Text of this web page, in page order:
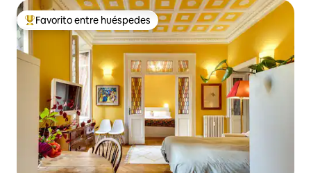
Favorito entre los huéspedes más destacados
Favorito entre huéspedes